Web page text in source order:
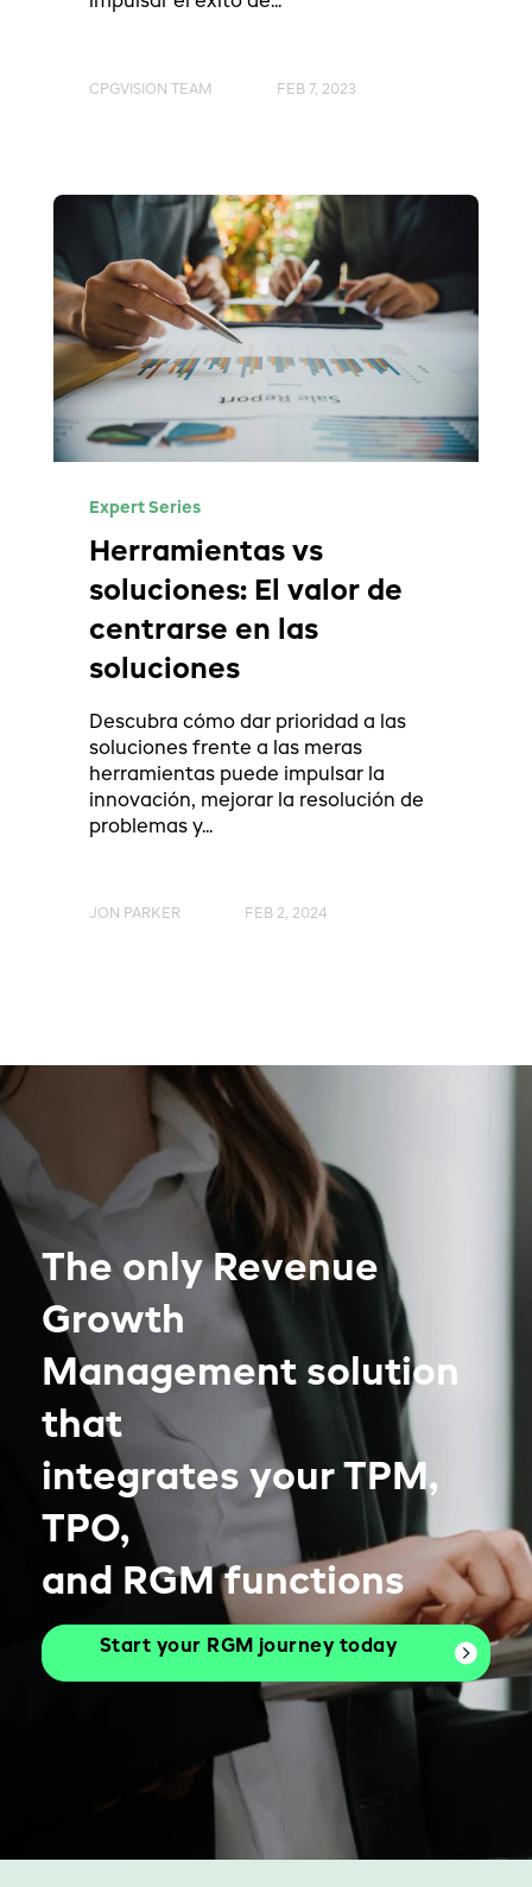
CPGVISION TEAM FEB 7, 2023
Expert Series
Herramientas vs
soluciones: El valor de
centrarse en las
soluciones
Descubra cómo dar prioridad a las
soluciones frente a las meras
herramientas puede impulsar la
innovación, mejorar la resolución de
problemas y...
JON PARKER FEB 2, 2024
The only Revenue
Growth
Management solution
that
integrates your TPM,
TPO,
and RGM functions
Start your RGM journey today